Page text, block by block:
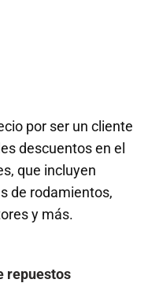
por ser un cliente
descuentos en el
que incluyen
de rodamientos,
y más.
repuestos